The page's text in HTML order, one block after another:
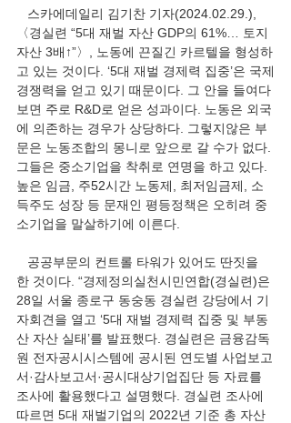
〈경실련 “5대 재벌 자산 GDP의 61%… 토지
자산 3배↑”〉, 노동에 끈질긴 카르텔을 형성하
고 있는 것이다. ‘5대 재벌 경제력 집중’은 국제
경쟁력을 얻고 있기 때문이다. 그 안을 들여다
보면 주로 R&D로 얻은 성과이다. 노동은 외국
에 의존하는 경우가 상당하다. 그렇지않은 부
문은 노동조합의 몽니로 앞으로 갈 수가 없다.
그들은 중소기업을 착취로 연명을 하고 있다.
높은 임금, 주52시간 노동제, 최저임금제, 소
득주도 성장 등 문재인 평등정책은 오히려 중
소기업을 말살하기에 이른다.
한 것이다. “경제정의실천시민연합(경실련)은
28일 서울 종로구 동숭동 경실련 강당에서 기
자회견을 열고 ‘5대 재벌 경제력 집중 및 부동
산 자산 실태’를 발표했다. 경실련은 금융감독
원 전자공시시스템에 공시된 연도별 사업보고
서·감사보고서·공시대상기업집단 등 자료를
조사에 활용했다고 설명했다. 경실련 조사에
따르면 5대 재벌기업의 2022년 기준 총 자산